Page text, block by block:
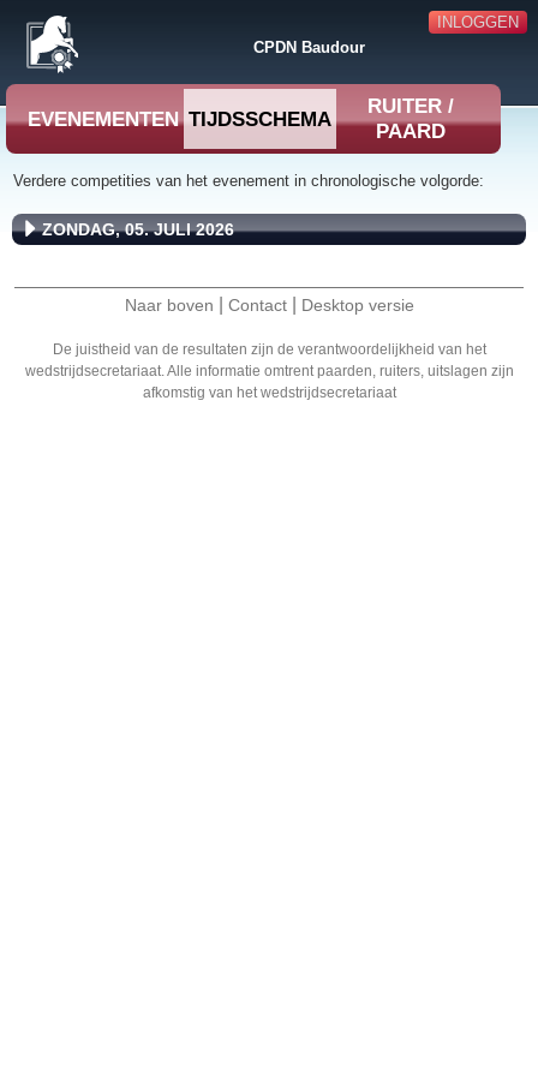
INLOGGEN
CPDN Baudour
EVENEMENTEN TIJDSSCHEMA
RUITER /
PAARD
Verdere competities van het evenement in chronologische volgorde:
ZONDAG, 05. JULI 2026
Naar boven Contact Desktop versie
De juistheid van de resultaten zijn de verantwoordelijkheid van het
wedstrijdsecretariaat. Alle informatie omtrent paarden, ruiters, uitslagen zijn
afkomstig van het wedstrijdsecretariaat